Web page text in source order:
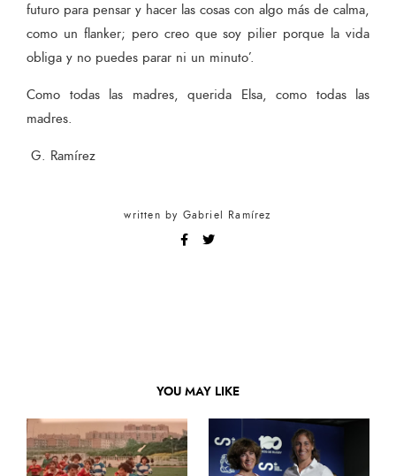
futuro para pensar y hacer las cosas con algo más de calma,
como un flanker; pero creo que soy pilier porque la vida
obliga y no puedes parar ni un minuto’.
Como todas las madres, querida Elsa, como todas las
madres.
G. Ramírez
written by Gabriel Ramírez
YOU MAY LIKE